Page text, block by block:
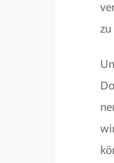
zu